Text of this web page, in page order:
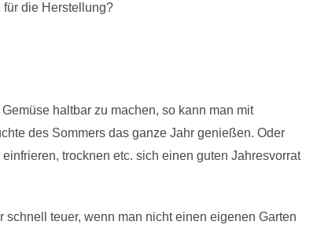
die Herstellung?
haltbar zu machen, so kann man mit
des Sommers das ganze Jahr genießen. Oder
einfrieren, trocknen etc. sich einen guten Jahresvorrat
schnell teuer, wenn man nicht einen eigenen Garten